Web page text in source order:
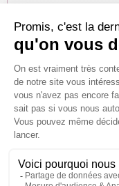
volonté de
cette petite
au fil des
notoriété parmi
En 2023, «La
700
une organisation
permanents et
passe à environ